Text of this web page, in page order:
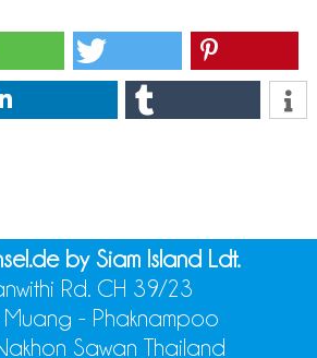
by Siam Island Ldt.
Rd. CH 39/23
Muang - Phaknampoo
Sawan Thailand